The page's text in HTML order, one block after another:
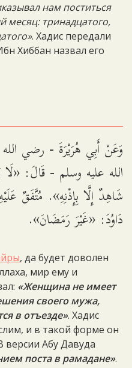
нам поститься
месяц: тринадцатого,
. Хадис передали
Хиббан назвал его
وَعَنْ أَبِي هُرَيْرَةَ - رضي
الله عليه وسلم - قَالَ:
شَاهِدٌ إِلَّا بِإِذْنِهِ». مُتَّفَقٌ
دَاوُدَ: «غَيْرَ رَمَضَانَ».
, да будет доволен
мир ему и
«Женщина не имеет
своего мужа,
в отъезде». Хадис
и в такой форме он
версии Абу Давуда
поста в рамадане».